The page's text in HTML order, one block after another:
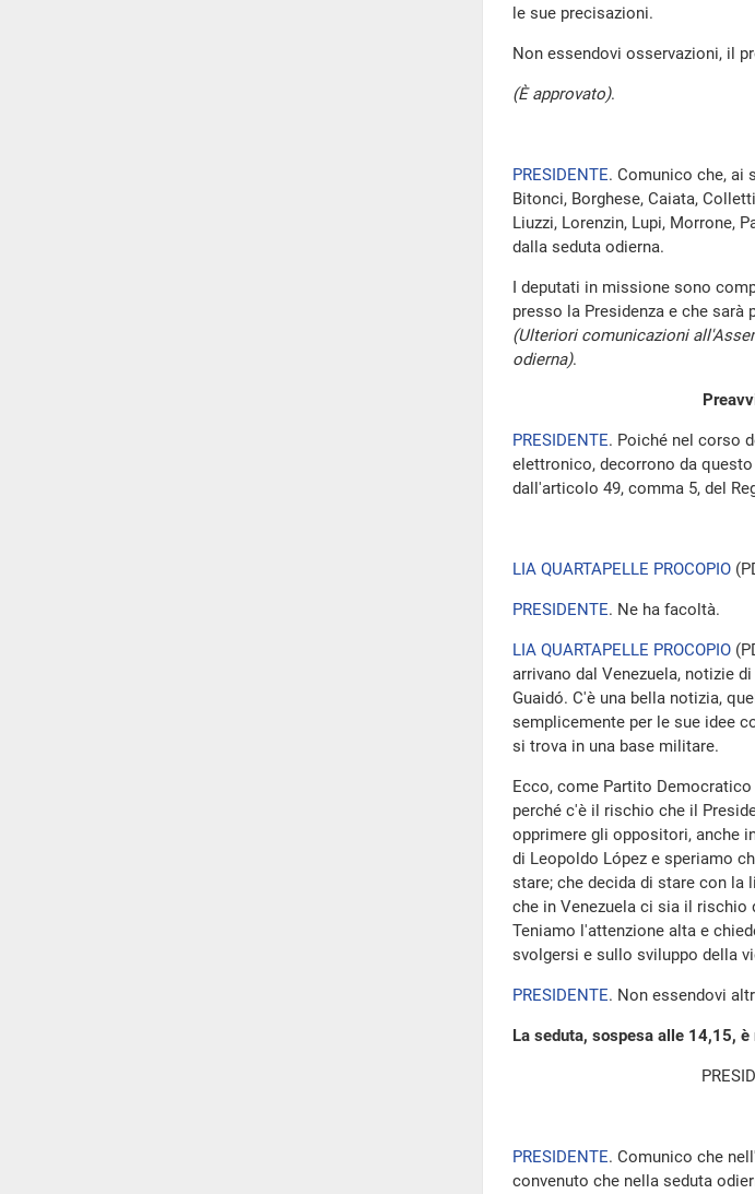
le sue precisazioni.
Non essendovi osservazioni, il
(È approvato).
PRESIDENTE. Comunico che, ai
Bitonci, Borghese, Caiata,
Liuzzi, Lorenzin, Lupi, Morrone,
dalla seduta odierna.
I deputati in missione sono
presso la Presidenza e che sarà
(Ulteriori comunicazioni
odierna).
PRESIDENTE. Poiché nel corso
elettronico, decorrono da
dall'articolo 49, comma 5, del
LIA QUARTAPELLE PROCOPIO (
PRESIDENTE. Ne ha facoltà.
LIA QUARTAPELLE PROCOPIO (
arrivano dal Venezuela, notizie
Guaidó. C'è una bella notizia,
semplicemente per le sue idee
si trova in una base militare.
Ecco, come Partito
perché c'è il rischio che il
opprimere gli oppositori, anche
di Leopoldo López e speriamo
stare; che decida di stare con la
che in Venezuela ci sia il rischio
Teniamo l'attenzione alta e
svolgersi e sullo sviluppo della
PRESIDENTE. Non essendovi
La seduta, sospesa alle 14,15,
PRESIDENTE. Comunico che
convenuto che nella seduta